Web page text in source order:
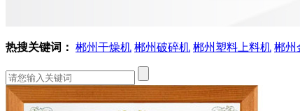
热搜关键词： 郴州干燥机 郴州破碎机 郴州塑料上料机 郴州